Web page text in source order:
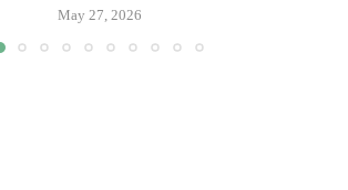
May 27, 2026